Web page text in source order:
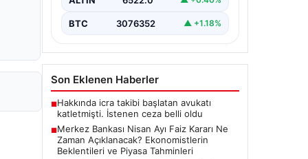
Türkiye Cumhuriyet Merkez Bankası
ayı faiz kararını belirlemek üzere…
BTC 3076352 ▲ +1.18%
Son Eklenen Haberler
■Hakkında icra takibi başlatan avukatı
katletmişti. İstenen ceza belli oldu
■Merkez Bankası Nisan Ayı Faiz Kararı Ne
Zaman Açıklanacak? Ekonomistlerin
Beklentileri ve Piyasa Tahminleri